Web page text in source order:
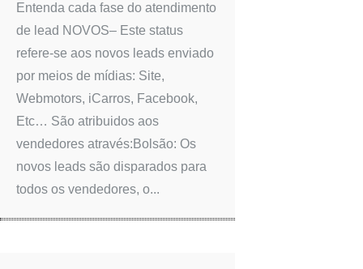
Entenda cada fase do atendimento
de lead NOVOS– Este status
refere-se aos novos leads enviado
por meios de mídias: Site,
Webmotors, iCarros, Facebook,
Etc… São atribuidos aos
vendedores através:Bolsão: Os
novos leads são disparados para
todos os vendedores, o...